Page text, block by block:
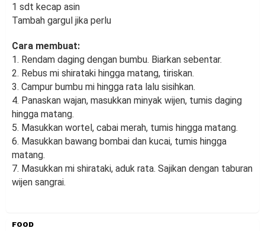
1 sdt kecap asin
Tambah gargul jika perlu
Cara membuat:
1. Rendam daging dengan bumbu. Biarkan sebentar.
2. Rebus mi shirataki hingga matang, tiriskan.
3. Campur bumbu mi hingga rata lalu sisihkan.
4. Panaskan wajan, masukkan minyak wijen, tumis daging
hingga matang.
5. Masukkan wortel, cabai merah, tumis hingga matang.
6. Masukkan bawang bombai dan kucai, tumis hingga
matang.
7. Masukkan mi shirataki, aduk rata. Sajikan dengan taburan
wijen sangrai.
FOOD